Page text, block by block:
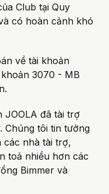
Club tại Quy
có hoàn cảnh khó
về tài khoản
3070 - MB
đã tài trợ
Chúng tôi tin tưởng
các nhà tài trợ,
toả nhiều hơn các
Bimmer và